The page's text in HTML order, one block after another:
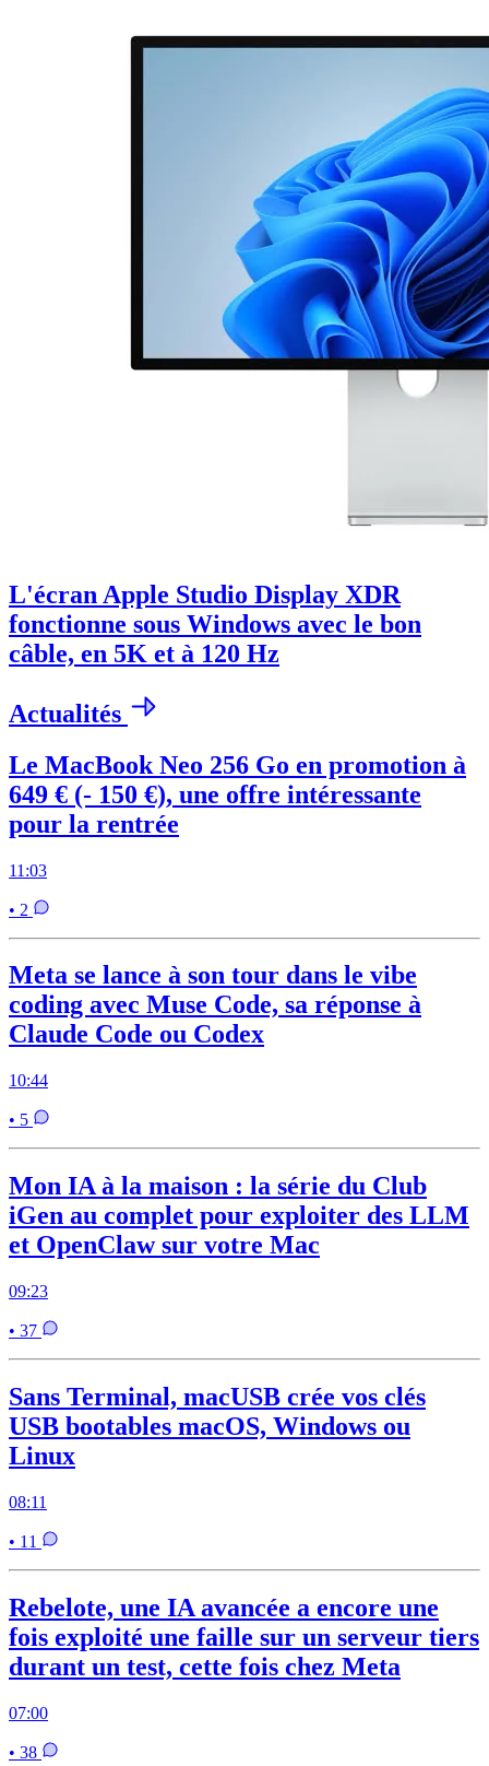
L'écran Apple Studio Display XDR
fonctionne sous Windows avec le bon
câble, en 5K et à 120 Hz
Actualités
Le MacBook Neo 256 Go en promotion à
649 € (- 150 €), une offre intéressante
pour la rentrée
11:03
• 2
Meta se lance à son tour dans le vibe
coding avec Muse Code, sa réponse à
Claude Code ou Codex
10:44
• 5
Mon IA à la maison : la série du Club
iGen au complet pour exploiter des LLM
et OpenClaw sur votre Mac
09:23
• 37
Sans Terminal, macUSB crée vos clés
USB bootables macOS, Windows ou
Linux
08:11
• 11
Rebelote, une IA avancée a encore une
fois exploité une faille sur un serveur tiers
durant un test, cette fois chez Meta
07:00
• 38